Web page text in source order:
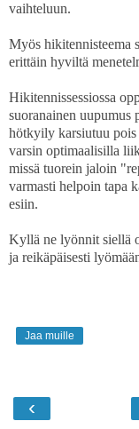
vaihteluun.
Myös hikitennisteema
erittäin hyviltä
Hikitennissessiossa
suoranainen uupumus
hötkyily karsiutuu
varsin optimaalisilla
missä tuorein jaloin
varmasti helpoin tapa
esiin.
Kyllä ne lyönnit siellä
ja reikäpäisesti
Jaa muille
‹